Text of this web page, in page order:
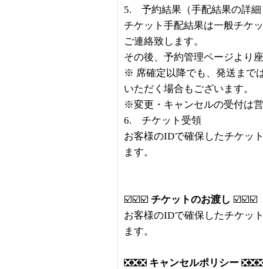
5. 予約結果（手配結果の詳細
チケット手配結果は一般チケ
ご連絡致します。
その後、予約管理ページより
※ 席確定以降でも、発送まで
いただく場合もございます。
※変更・キャンセルの受付は
6. チケット受領
お客様のIDで確保したチケッ
ます。
☑️☑️☑️ チケットのお渡し ☑️☑️☑️
お客様のIDで確保したチケッ
ます。
❎❎❎ キャンセルポリシー